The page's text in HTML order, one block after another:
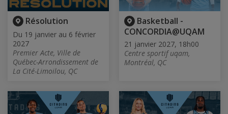
Résolution
Du 19 janvier au 6 février
2027
Premier Acte, Ville de
Québec-Arrondissement de
La Cité-Limoilou, QC
Basketball -
CONCORDIA@UQAM
21 janvier 2027, 18h00
Centre sportif uqam,
Montréal, QC